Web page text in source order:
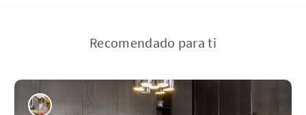
Recomendado para ti